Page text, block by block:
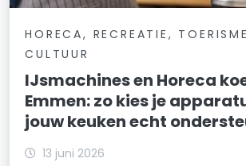
HORECA, RECREATIE,
CULTUUR
IJsmachines en Horeca
Emmen: zo kies je
jouw keuken echt
13 juni 2026